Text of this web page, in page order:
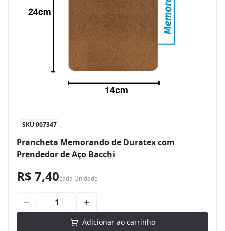
SKU 007347
Prancheta Memorando de Duratex com
Prendedor de Aço Bacchi
R$ 7,40cada Unidade
Adicionar ao carrinho